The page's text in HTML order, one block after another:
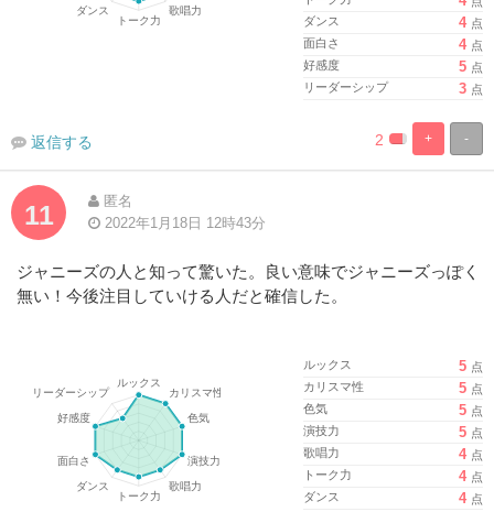
ダンス
4 点
面白さ
4 点
好感度
5 点
リーダーシップ
3 点
-
+
%100%
2
返信する
11
匿名
2022年1月18日 12時43分
ジャニーズの人と知って驚いた。良い意味でジャニーズっぽく
無い！今後注目していける人だと確信した。
ルックス 5 点
カリスマ性
5 点
色気
5 点
演技力
5 点
歌唱力
4 点
トーク力
4 点
ダンス
4 点